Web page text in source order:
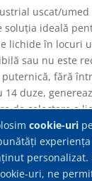
uscat/umed
soluția ideală
lichide în locuri
sau nu este
fără
14 duze,
de colectare a
oțel și
din acesta
tipurile de
din spate
cookie-uri
uri, ne